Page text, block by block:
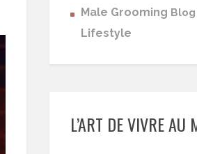
Male Grooming
Lifestyle
L’ART DE VIVRE AU